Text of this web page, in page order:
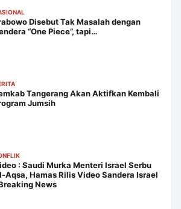
Disebut Tak Masalah dengan
“One Piece”, tapi…
Tangerang Akan Aktifkan Kembali
Jumsih
: Saudi Murka Menteri Israel Serbu
Aqsa, Hamas Rilis Video Sandera Israel
Breaking News